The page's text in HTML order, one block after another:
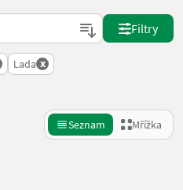
Filtry
Lada x
Seznam Mřížka